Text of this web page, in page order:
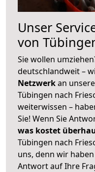
Unser
von
Sie wollen
deutschlandweit –
Netzwerkan
Tübingen nach
weiterwissen –
Sie! Wenn Sie
was kostet
Tübingen nach
uns, denn wir
Antwort auf Ihre